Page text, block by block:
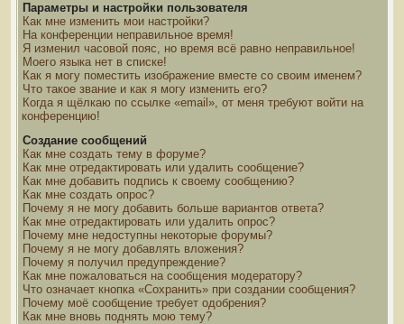
Параметры и настройки пользователя
Как мне изменить мои настройки?
На конференции неправильное время!
Я изменил часовой пояс, но время всё равно неправильное!
Моего языка нет в списке!
Как я могу поместить изображение вместе со своим именем?
Что такое звание и как я могу изменить его?
Когда я щёлкаю по ссылке «email», от меня требуют войти на
конференцию!
Создание сообщений
Как мне создать тему в форуме?
Как мне отредактировать или удалить сообщение?
Как мне добавить подпись к своему сообщению?
Как мне создать опрос?
Почему я не могу добавить больше вариантов ответа?
Как мне отредактировать или удалить опрос?
Почему мне недоступны некоторые форумы?
Почему я не могу добавлять вложения?
Почему я получил предупреждение?
Как мне пожаловаться на сообщения модератору?
Что означает кнопка «Сохранить» при создании сообщения?
Почему моё сообщение требует одобрения?
Как мне вновь поднять мою тему?